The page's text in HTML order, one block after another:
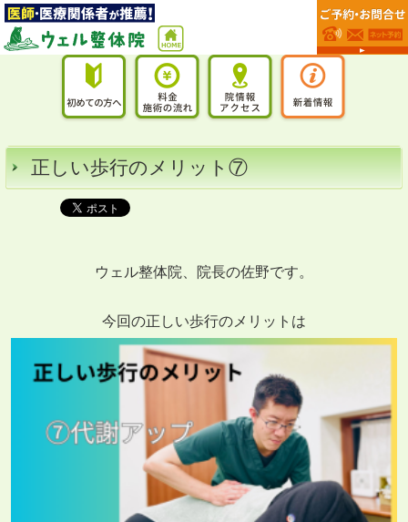
正しい歩行のメリット⑦
ウェル整体院、院長の佐野です。
今回の正しい歩行のメリットは